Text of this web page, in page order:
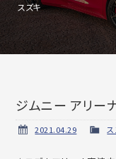
スズキ
ジムニー アリー
2021.04.29